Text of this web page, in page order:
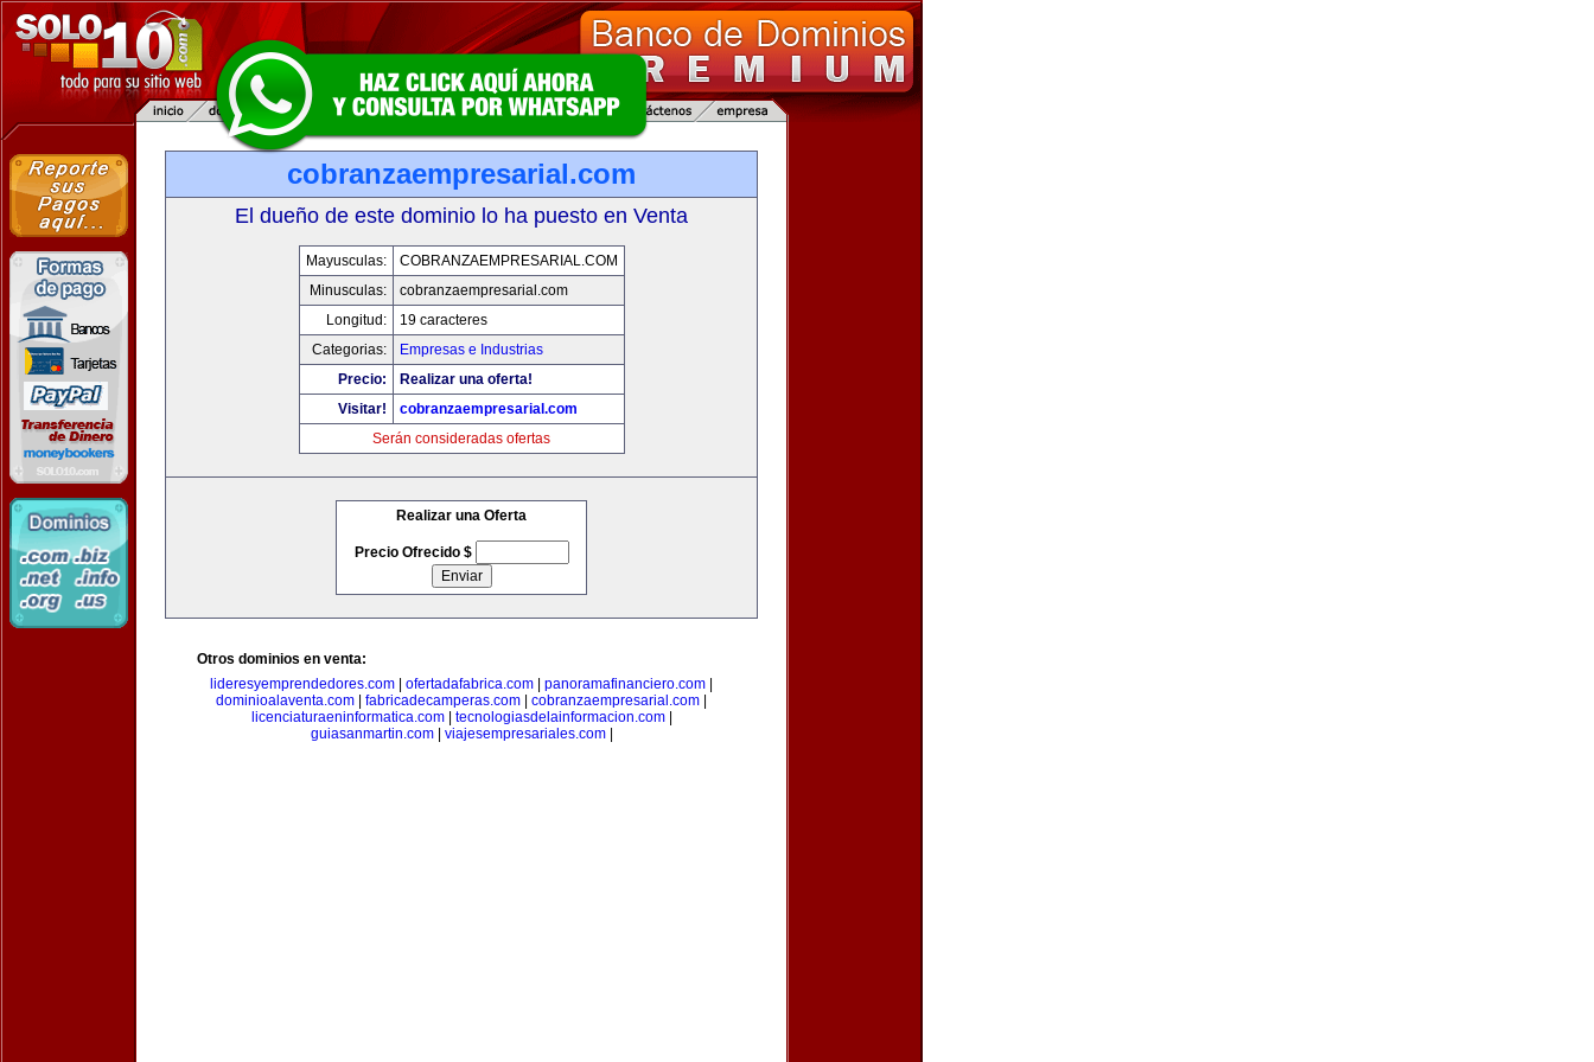
cobranzaempresarial.com
El dueño de este dominio lo ha puesto en Venta
Mayusculas:
COBRANZAEMPRESARIAL.COM
Minusculas:
cobranzaempresarial.com
Longitud:
19 caracteres
Categorias:
Empresas e Industrias
Precio:
Realizar una oferta!
Visitar!
cobranzaempresarial.com
Serán consideradas ofertas
Realizar una Oferta
Precio Ofrecido $
Otros dominios en venta:
lideresyemprendedores.com
ofertadafabrica.com panoramafinanciero.com
dominioalaventa.com
fabricadecamperas.com cobranzaempresarial.com
licenciaturaeninformatica.com| tecnologiasdelainformacion.com|
guiasanmartin.com| viajesempresariales.com|